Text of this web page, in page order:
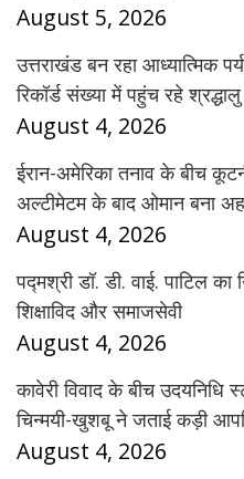
August 5, 2026
उत्तराखंड बन रहा आध्यात्मिक
रिकॉर्ड संख्या में पहुंच रहे श्रद्धालु
August 4, 2026
ईरान-अमेरिका तनाव के बीच
अल्टीमेटम के बाद ओमान बना
August 4, 2026
पद्मश्री डॉ. डी. वाई. पाटिल का
शिक्षाविद और समाजसेवी
August 4, 2026
कावेरी विवाद के बीच उदयनिधि
चिन्मयी-खुशबू ने जताई कड़ी
August 4, 2026